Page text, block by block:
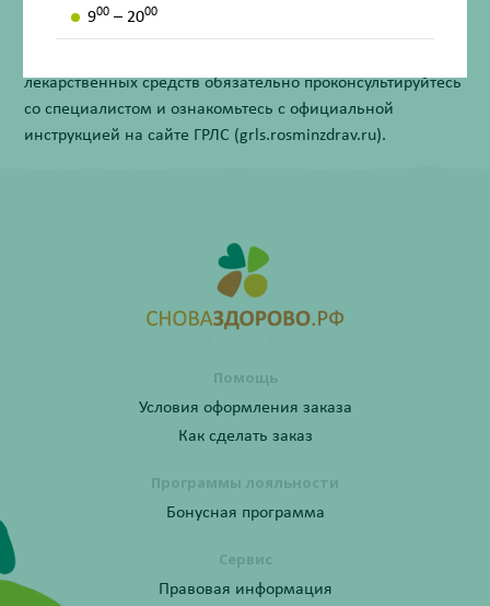
изображения на фотографии.
лекарственных средств обязательно проконсультируйтесь
со специалистом и ознакомьтесь с официальной
инструкцией на сайте ГРЛС (grls.rosminzdrav.ru).
Помощь
Условия оформления заказа
Как сделать заказ
Программы лояльности
Бонусная программа
Сервис
Правовая информация
900 – 2000